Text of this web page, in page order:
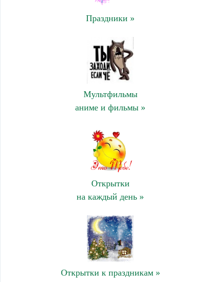
Праздники »
Мультфильмы
аниме и фильмы »
Открытки
на каждый день »
Открытки к праздникам »